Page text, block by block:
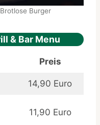
Burger
& Bar Menu
Preis
14,90 Euro
11,90 Euro